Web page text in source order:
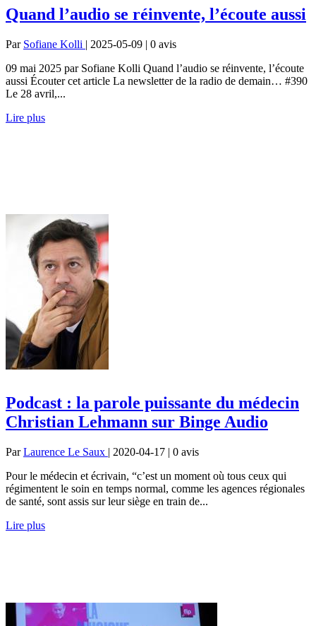
Quand l’audio se réinvente, l’écoute aussi
Par Sofiane Kolli | 2025-05-09 | 0 avis
09 mai 2025 par Sofiane Kolli Quand l’audio se réinvente, l’écoute
aussi Écouter cet article La newsletter de la radio de demain… #390
Le 28 avril,...
Lire plus
Podcast : la parole puissante du médecin
Christian Lehmann sur Binge Audio
ParLaurence Le Saux | 2020-04-17 | 0 avis
Pour le médecin et écrivain, “c’est un moment où tous ceux qui
régimentent le soin en temps normal, comme les agences régionales
de santé, sont assis sur leur siège en train de...
Lire plus